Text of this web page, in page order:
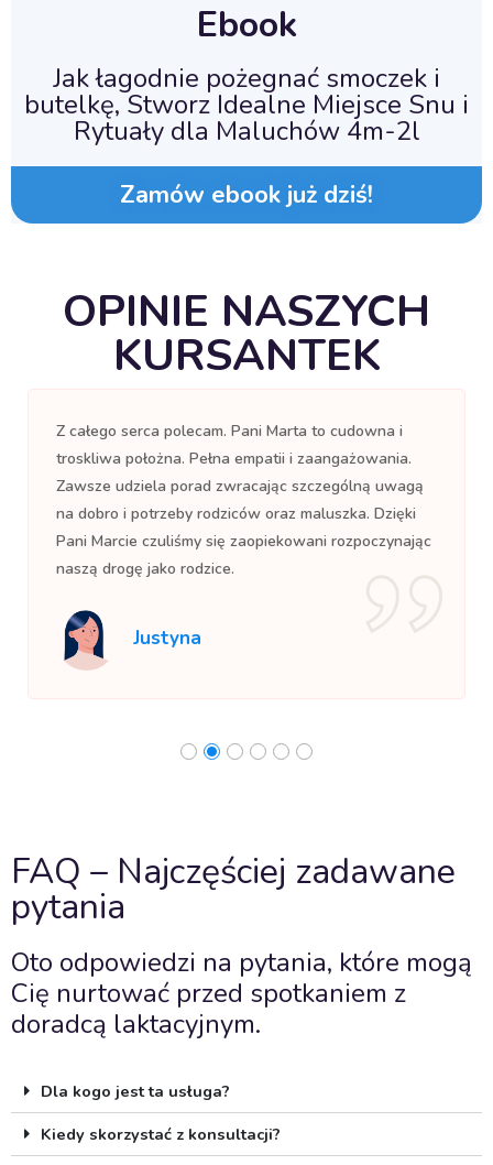
Ebook
Jak łagodnie pożegnać smoczek i
butelkę, Stworz Idealne Miejsce Snu i
Rytuały dla Maluchów 4m-2l
Zamów ebook już dziś!
OPINIE NASZYCH
KURSANTEK
Z całego serca polecam. Pani Marta to cudowna i
troskliwa położna. Pełna empatii i zaangażowania.
Zawsze udziela porad zwracając szczególną uwagą
na dobro i potrzeby rodziców oraz maluszka. Dzięki
Pani Marcie czuliśmy się zaopiekowani rozpoczynając
naszą drogę jako rodzice.
Justyna
FAQ – Najczęściej zadawane
pytania
Oto odpowiedzi na pytania, które mogą
Cię nurtować przed spotkaniem z
doradcą laktacyjnym.
Dla kogo jest ta usługa?
Kiedy skorzystać z konsultacji?